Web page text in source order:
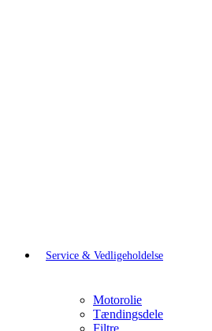
Service & Vedligeholdelse
Motorolie
Tændingsdele
Filtre